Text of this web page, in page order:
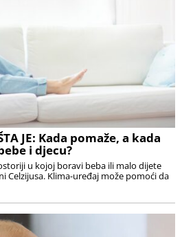
JE: Kada pomaže, a kada
i djecu?
u kojoj boravi beba ili malo dijete
Celzijusa. Klima-uređaj može pomoći da